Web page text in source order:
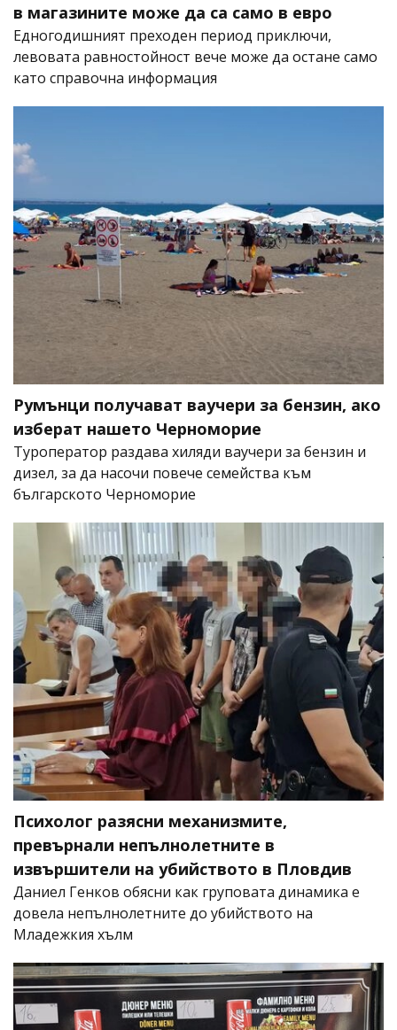
в магазините може да са само в евро
Едногодишният преходен период приключи,
левовата равностойност вече може да остане само
като справочна информация
Румънци получават ваучери за бензин, ако
изберат нашето Черноморие
Туроператор раздава хиляди ваучери за бензин и
дизел, за да насочи повече семейства към
българското Черноморие
Психолог разясни механизмите,
превърнали непълнолетните в
извършители на убийството в Пловдив
Даниел Генков обясни как груповата динамика е
довела непълнолетните до убийството на
Младежкия хълм